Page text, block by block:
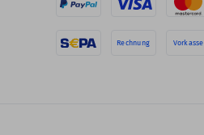
Rechnung Vorkasse